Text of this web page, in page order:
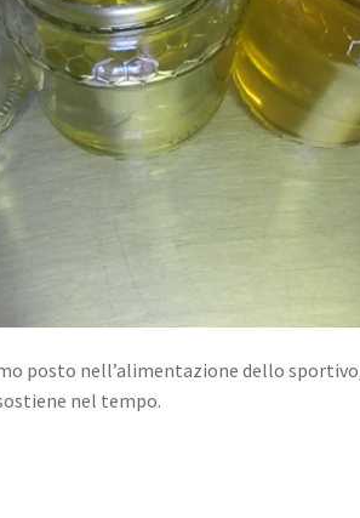
posto nell’alimentazione dello
nel tempo.